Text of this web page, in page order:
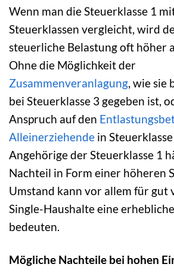
Wenn man die Steuerklasse 1
Steuerklassen vergleicht, wird
steuerliche Belastung oft höher
Ohne die Möglichkeit der
Zusammenveranlagung, wie sie
bei Steuerklasse 3 gegeben ist,
Anspruch auf den
Alleinerziehende in
Angehörige der Steuerklasse 1
Nachteil in Form einer höheren
Umstand kann vor allem für gut
Single-Haushalte eine
bedeuten.
Mögliche Nachteile bei hohen